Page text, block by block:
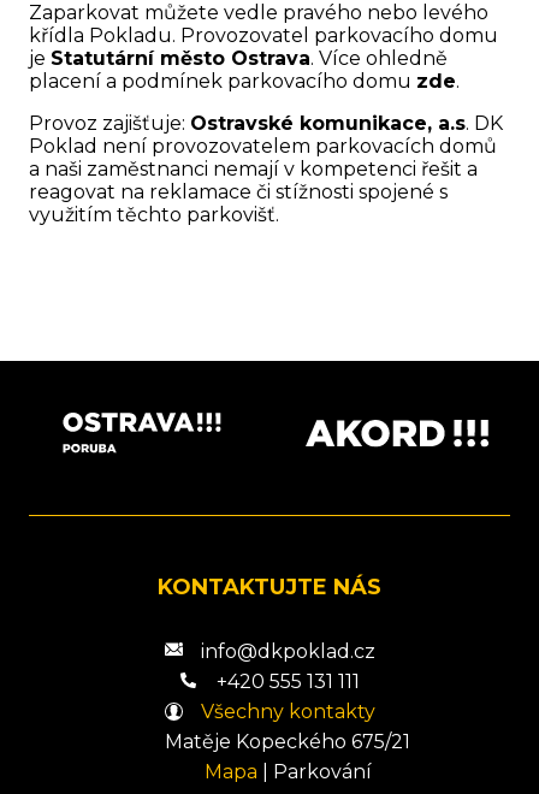
Zaparkovat můžete vedle pravého nebo levého
křídla Pokladu. Provozovatel parkovacího domu
je Statutární město Ostrava. Více ohledně
placení a podmínek parkovacího domu zde.
Provoz zajišťuje: Ostravské komunikace, a.s. DK
Poklad není provozovatelem parkovacích domů
a naši zaměstnanci nemají v kompetenci řešit a
reagovat na reklamace či stížnosti spojené s
využitím těchto parkovišť.
KONTAKTUJTE NÁS
info@dkpoklad.cz
+420 555 131 111
Všechny kontakty
Matěje Kopeckého 675/21
Mapa
Parkování